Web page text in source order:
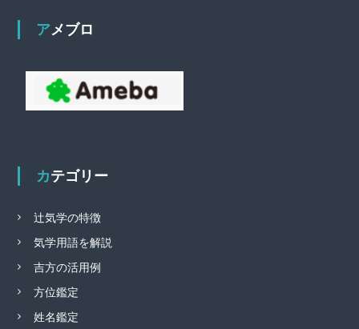
アメブロ
カテゴリー
辻気学の特徴
気学用語を解説
吉方の活用例
方位鑑定
姓名鑑定